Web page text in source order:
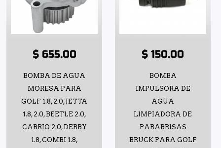
$ 655.00
BOMBA DE AGUA
MORESA PARA
GOLF 1.8, 2.0, JETTA
1.8, 2.0, BEETLE 2.0,
CABRIO 2.0, DERBY
1.8, COMBI 1.8,
$ 150.00
BOMBA
IMPULSORA DE
AGUA
LIMPIADORA DE
PARABRISAS
BRUCK PARA GOLF